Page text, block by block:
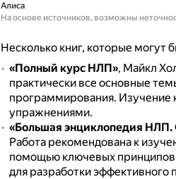
Алиса
На основе источников, возможны
Несколько книг, которые могут
«Полный курс НЛП», Майкл
практически все основные
программирования. Изучение
упражнениями.
«Большая энциклопедия НЛП.
Работа рекомендована к
помощью ключевых принципов
для разработки эффективного